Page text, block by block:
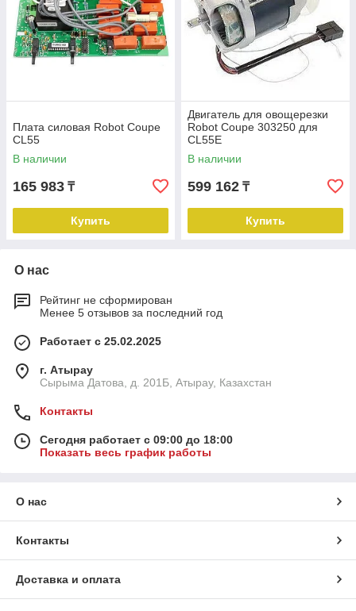
Плата силовая Robot Coupe
CL55
В наличии
165 983 ₸
Купить
Двигатель для овощерезки
Robot Coupe 303250 для
CL55E
В наличии
599 162 ₸
Купить
О нас
Рейтинг не сформирован
Менее 5 отзывов за последний год
Работает с 25.02.2025
г. Атырау
Сырыма Датова, д. 201Б, Атырау, Казахстан
Контакты
Сегодня работает с 09:00 до 18:00
Показать весь график работы
О нас
Контакты
Доставка и оплата